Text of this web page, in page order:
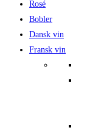
Rosé
Bobler
Dansk vin
Fransk vin